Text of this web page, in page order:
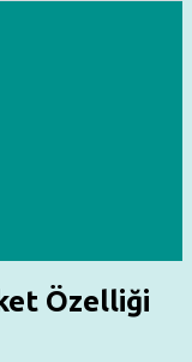
Özelliği